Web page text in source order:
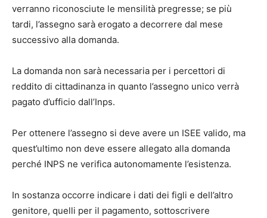
verranno riconosciute le mensilità pregresse; se più
tardi, l’assegno sarà erogato a decorrere dal mese
successivo alla domanda.
La domanda non sarà necessaria per i percettori di
reddito di cittadinanza in quanto l’assegno unico verrà
pagato d’ufficio dall’Inps.
Per ottenere l’assegno si deve avere un ISEE valido, ma
quest’ultimo non deve essere allegato alla domanda
perché INPS ne verifica autonomamente l’esistenza.
In sostanza occorre indicare i dati dei figli e dell’altro
genitore, quelli per il pagamento, sottoscrivere